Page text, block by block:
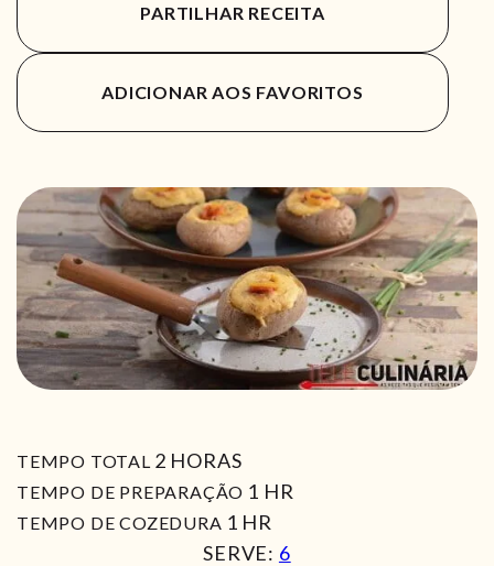
PARTILHAR RECEITA
ADICIONAR AOS FAVORITOS
TEMPO TOTAL 2HORAS
HORAS
TEMPO DE PREPARAÇÃO 1 HORA
HR
TEMPO DE COZEDURA 1 HORA
HR
SERVE: 6